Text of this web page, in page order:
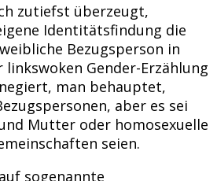
zutiefst überzeugt,
Identitätsfindung die
Bezugsperson in
linkswoken Gender-Erzählung
man behauptet,
aber es sei
Mutter oder homosexuelle
seien.
sogenannte